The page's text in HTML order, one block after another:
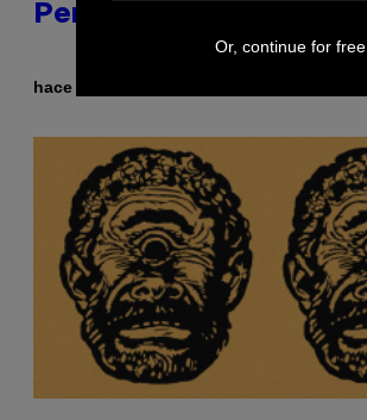
Performance Issues
hace 1 hora
Or, continue for free